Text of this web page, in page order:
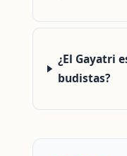
¿El Gayatri
budistas?